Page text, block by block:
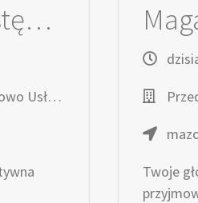
Zastępca / Zastępczyni Kierownika / Kierowniczki sklepu
Przedsiębiorstwo Handlowo Usługowe TOPAZ
Twoje